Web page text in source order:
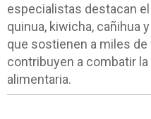
especialistas destacan
quinua, kiwicha, cañihua
que sostienen a miles
contribuyen a combatir
alimentaria.